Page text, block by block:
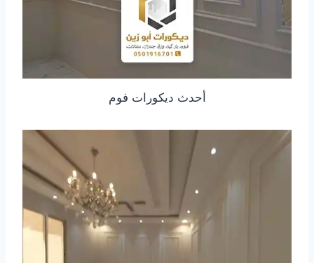
أحدث ديكورات فوم